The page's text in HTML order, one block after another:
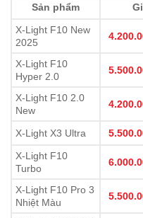
Sản phẩm
X-Light F10 New
2025
X-Light F10
Hyper 2.0
X-Light F10 2.0
New
X-Light X3 Ultra
X-Light F10
Turbo
X-Light F10 Pro 3
Nhiệt Màu